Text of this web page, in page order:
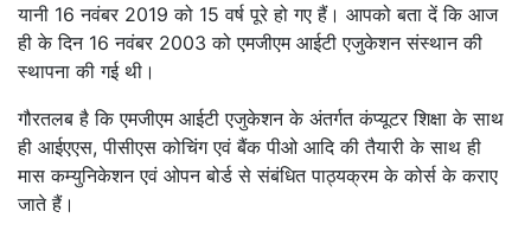
यानी 16 नवंबर 2019 को 15 वर्ष पूरे हो गए हैं। आपको बता दें कि आज
ही के दिन 16 नवंबर 2003 को एमजीएम आईटी एजुकेशन संस्थान की
स्थापना की गई थी।
गौरतलब है कि एमजीएम आईटी एजुकेशन के अंतर्गत कंप्यूटर शिक्षा के साथ
ही आईएएस, पीसीएस कोचिंग एवं बैंक पीओ आदि की तैयारी के साथ ही
मास कम्युनिकेशन एवं ओपन बोर्ड से संबंधित पाठ्यक्रम के कोर्स के कराए
जाते हैं।